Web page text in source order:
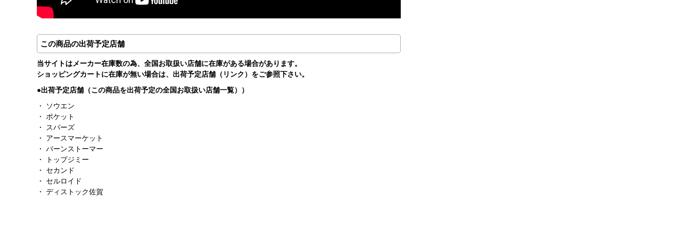
この商品の出荷予定店舗
当サイトはメーカー在庫数の為、全国お取扱い店舗に在庫がある場合があります。
ショッピングカートに在庫が無い場合は、出荷予定店舗（リンク）をご参照下さい。
●出荷予定店舗（この商品を出荷予定の全国お取扱い店舗一覧））
・
ソウエン
・ ポケット
・
スパーズ
・ アースマーケット
・ バーンストーマー
・
トップジミー
・ セカンド
・ セルロイド
・ ディストック佐賀